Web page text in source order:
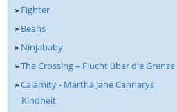
» Fighter
» Beans
» Ninjababy
»The Crossing – Flucht über die Grenze
»Calamity - Martha Jane Cannarys
Kindheit